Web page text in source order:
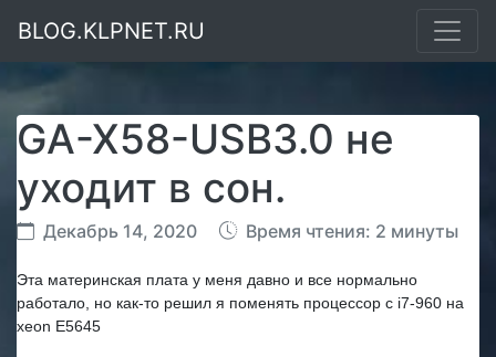
BLOG.KLPNET.RU
GA-X58-USB3.0 не
уходит в сон.
Декабрь 14, 2020 Время чтения: 2 минуты
Эта материнская плата у меня давно и все нормально
работало, но как-то решил я поменять процессор с i7-960 на
xeon E5645